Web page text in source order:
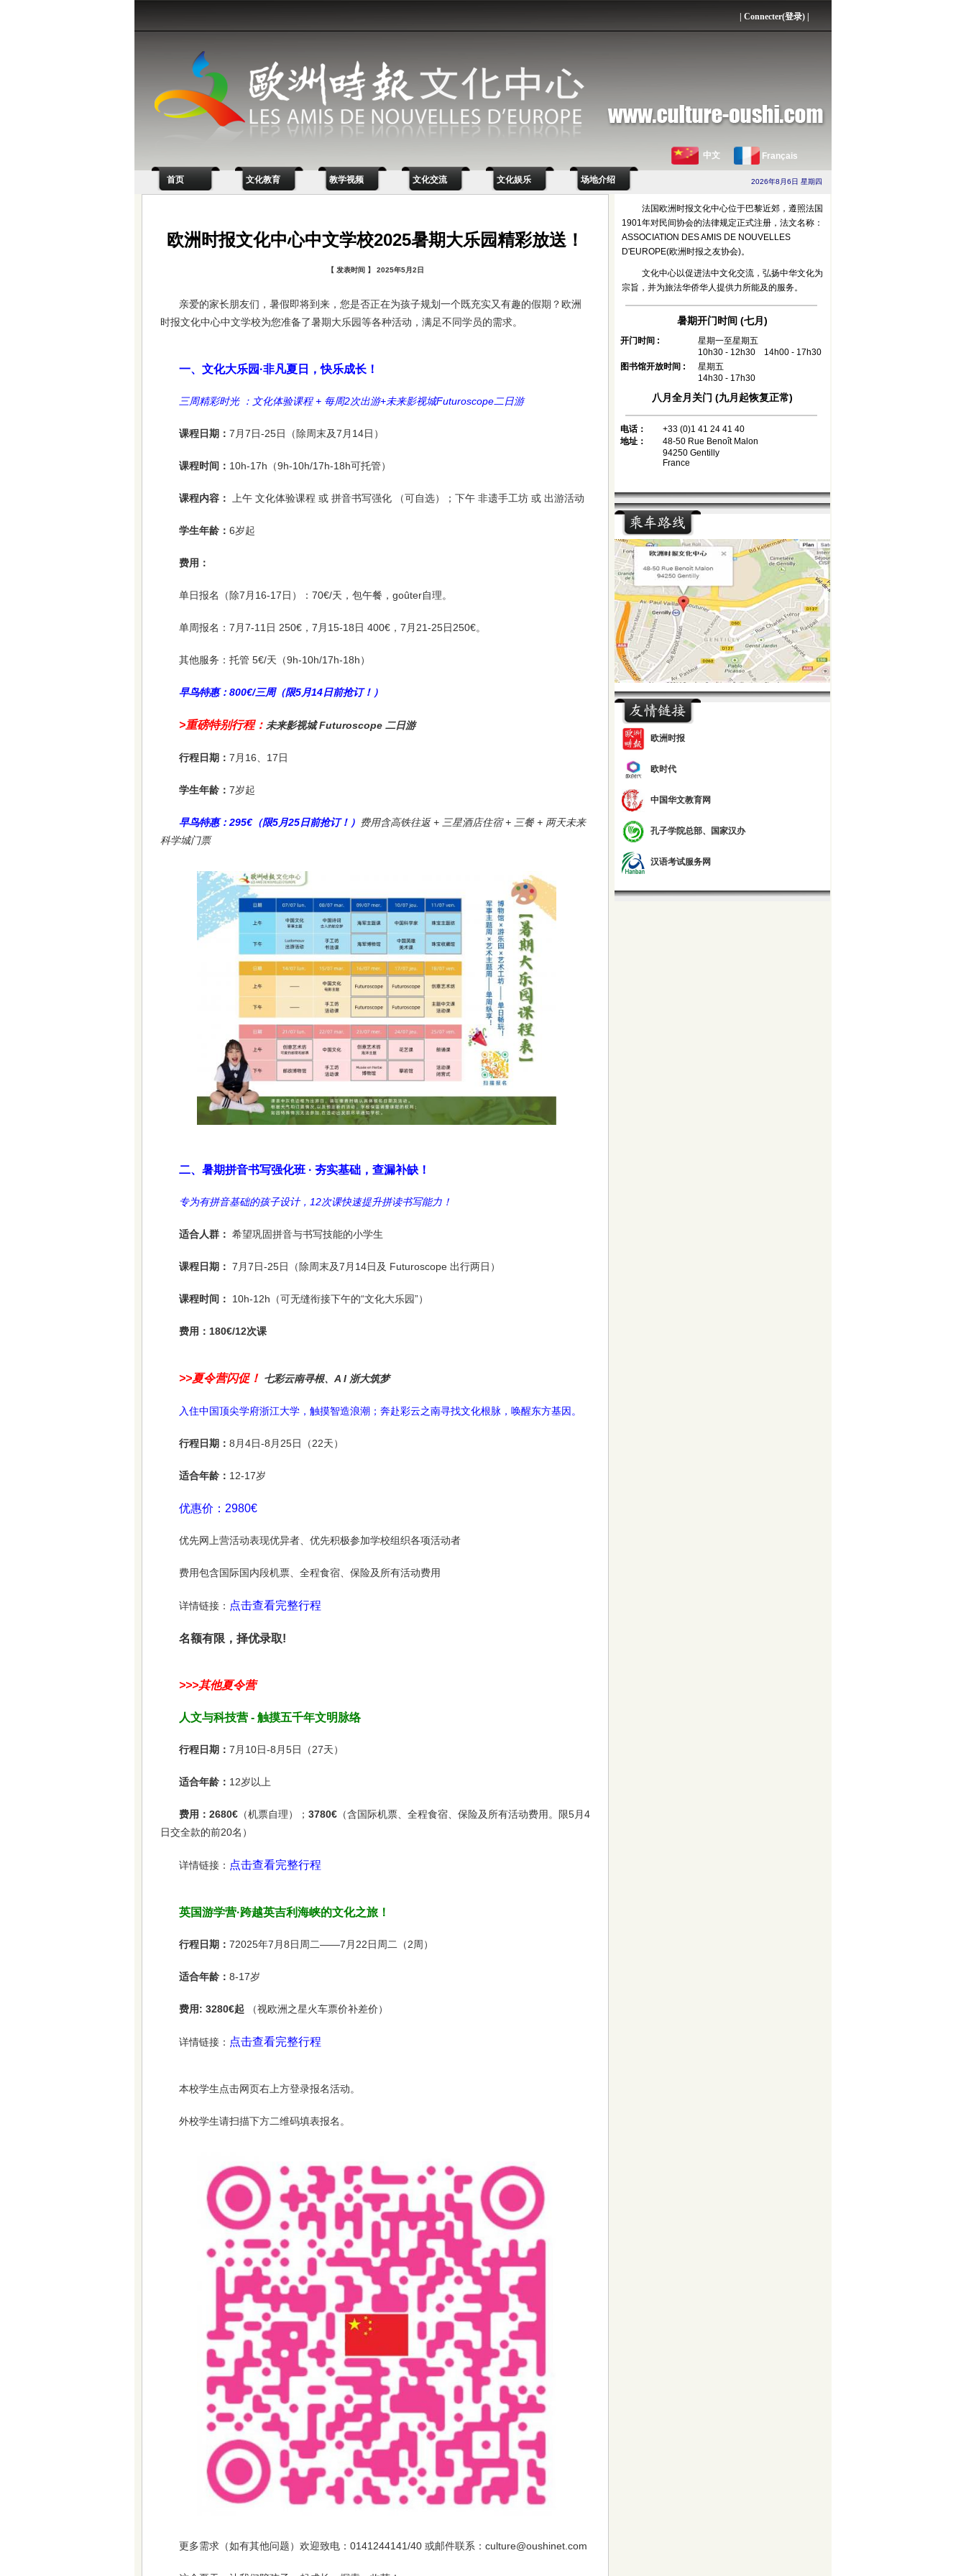
Connecter(登录)
中文 Français
首页 文化教育 教学视频 文化交流 文化娱乐 场地介绍 2026年8月6日 星期四
欧洲时报文化中心中文学校2025暑期大乐园精彩放送！
【 发表时间 】 2025年5月2日
亲爱的家长朋友们，暑假即将到来，您是否正在为孩子规划一个既充实又有趣的假期？欧洲
时报文化中心中文学校为您准备了暑期大乐园等各种活动，满足不同学员的需求。
一、文化大乐园·非凡夏日，快乐成长！
三周精彩时光 ：文化体验课程 + 每周2次出游+未来影视城Futuroscope二日游
课程日期： 7月7日-25日（除周末及7月14日）
课程时间： 10h-17h（9h-10h/17h-18h可托管）
课程内容： 上午 文化体验课程 或 拼音书写强化 （可自选）；下午 非遗手工坊 或 出游活动
学生年龄： 6岁起
费用：
单日报名（除7月16-17日）：70€/天，包午餐，goûter自理。
单周报名：7月7-11日 250€，7月15-18日 400€，7月21-25日250€。
其他服务：托管 5€/天（9h-10h/17h-18h）
早鸟特惠：800€/三周（限5月14日前抢订！）
>重磅特别行程： 未来影视城 Futuroscope 二日游
行程日期： 7月16、17日
学生年龄： 7岁起
早鸟特惠：295€（限5月25日前抢订！） 费用含高铁往返 + 三星酒店住宿 + 三餐 + 两天未来
科学城门票
二、暑期拼音书写强化班 · 夯实基础，查漏补缺！
专为有拼音基础的孩子设计，12次课快速提升拼读书写能力！
适合人群： 希望巩固拼音与书写技能的小学生
课程日期： 7月7日-25日（除周末及7月14日及 Futuroscope 出行两日）
课程时间： 10h-12h（可无缝衔接下午的“文化大乐园”）
费用：180€/12次课
>>夏令营闪促！ 七彩云南寻根、A I 浙大筑梦
入住中国顶尖学府浙江大学，触摸智造浪潮；奔赴彩云之南寻找文化根脉，唤醒东方基因。
行程日期： 8月4日-8月25日（22天）
适合年龄： 12-17岁
优惠价：2980€
优先网上营活动表现优异者、优先积极参加学校组织各项活动者
费用包含国际国内段机票、全程食宿、保险及所有活动费用
详情链接： 点击查看完整行程
名额有限，择优录取!
>>>其他夏令营
人文与科技营 - 触摸五千年文明脉络
行程日期： 7月10日-8月5日（27天）
适合年龄： 12岁以上
费用：2680€ （机票自理）； 3780€ （含国际机票、全程食宿、保险及所有活动费用。限5月4
日交全款的前20名）
详情链接： 点击查看完整行程
英国游学营·跨越英吉利海峡的文化之旅！
行程日期： 72025年7月8日周二——7月22日周二（2周）
适合年龄： 8-17岁
费用: 3280€起 （视欧洲之星火车票价补差价）
详情链接： 点击查看完整行程
本校学生点击网页右上方登录报名活动。
外校学生请扫描下方二维码填表报名。
更多需求（如有其他问题）欢迎致电：0141244141/40 或邮件联系：culture@oushinet.com
法国欧洲时报文化中心位于巴黎近郊，遵照法国
1901年对民间协会的法律规定正式注册，法文名称：
ASSOCIATION DES AMIS DE NOUVELLES
D'EUROPE(欧洲时报之友协会)。
文化中心以促进法中文化交流，弘扬中华文化为
宗旨，并为旅法华侨华人提供力所能及的服务。
暑期开门时间 (七月)
开门时间 :
星期一至星期五
10h30 - 12h30
14h00 - 17h30
图书馆开放时间 :
星期五
14h30 - 17h30
八月全月关门 (九月起恢复正常)
电话：
+33 (0)1 41 24 41 40
地址：
48-50 Rue Benoît Malon
94250 Gentilly
France
欧洲时报
欧时代
中国华文教育网
孔子学院总部、国家汉办
汉语考试服务网